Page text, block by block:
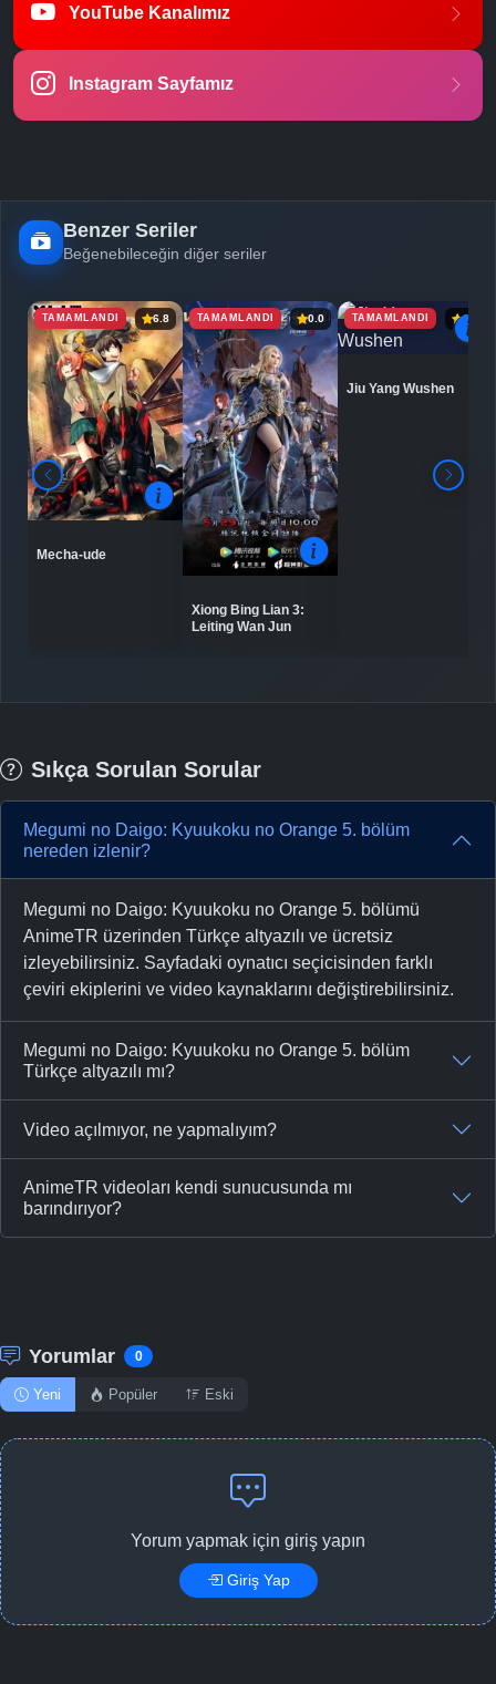
YouTube Kanalımız
Instagram Sayfamız
Benzer Seriler
Beğenebileceğin diğer seriler
TAMAMLANDI 6.8
Mecha-ude
TAMAMLANDI 0.0
Xiong Bing Lian 3:
Leiting Wan Jun
TAMAMLANDI 6.9
Jiu Yang Wushen
Sıkça Sorulan Sorular
Megumi no Daigo: Kyuukoku no Orange 5. bölüm
nereden izlenir?
Megumi no Daigo: Kyuukoku no Orange 5. bölümü
AnimeTR üzerinden Türkçe altyazılı ve ücretsiz
izleyebilirsiniz. Sayfadaki oynatıcı seçicisinden farklı
çeviri ekiplerini ve video kaynaklarını değiştirebilirsiniz.
Megumi no Daigo: Kyuukoku no Orange 5. bölüm
Türkçe altyazılı mı?
Video açılmıyor, ne yapmalıyım?
AnimeTR videoları kendi sunucusunda mı
barındırıyor?
Yorumlar 0
Yeni Popüler Eski
Yorum yapmak için giriş yapın
Giriş Yap